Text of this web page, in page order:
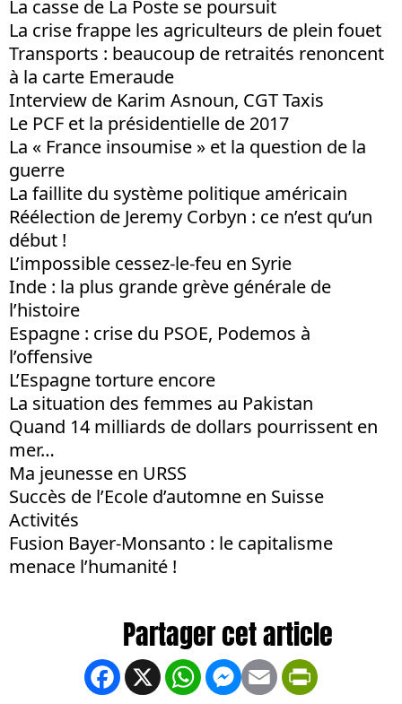
La casse de La Poste se poursuit
La crise frappe les agriculteurs de plein fouet
Transports : beaucoup de retraités renoncent
à la carte Emeraude
Interview de Karim Asnoun, CGT Taxis
Le PCF et la présidentielle de 2017
La « France insoumise » et la question de la
guerre
La faillite du système politique américain
Réélection de Jeremy Corbyn : ce n’est qu’un
début !
L’impossible cessez-le-feu en Syrie
Inde : la plus grande grève générale de
l’histoire
Espagne : crise du PSOE, Podemos à
l’offensive
L’Espagne torture encore
La situation des femmes au Pakistan
Quand 14 milliards de dollars pourrissent en
mer…
Ma jeunesse en URSS
Succès de l’Ecole d’automne en Suisse
Activités
Fusion Bayer-Monsanto : le capitalisme
menace l’humanité !
Facebook
X WhatsApp
Messenger
Email